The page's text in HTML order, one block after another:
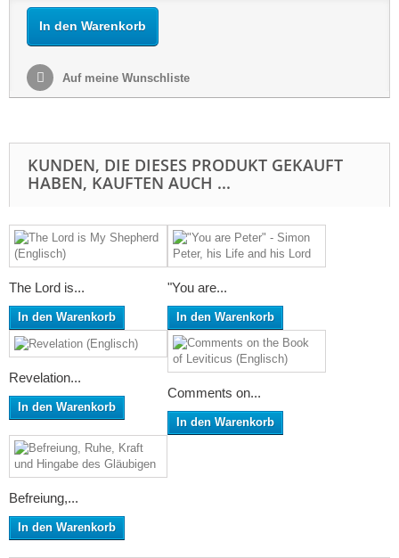
In den Warenkorb
Auf meine Wunschliste
KUNDEN, DIE DIESES PRODUKT GEKAUFT
HABEN, KAUFTEN AUCH ...
The Lord is...
In den Warenkorb
"You are...
In den Warenkorb
Revelation...
In den Warenkorb
Comments on...
In den Warenkorb
Befreiung,...
In den Warenkorb